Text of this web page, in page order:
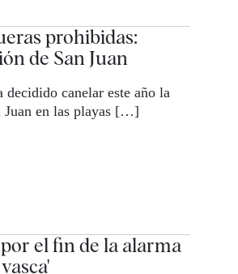
prohibidas:
de San Juan
canelar este año la
Juan en las playas […]
el fin de la alarma